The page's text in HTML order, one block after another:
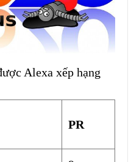
Alexa xếp hạng
PR